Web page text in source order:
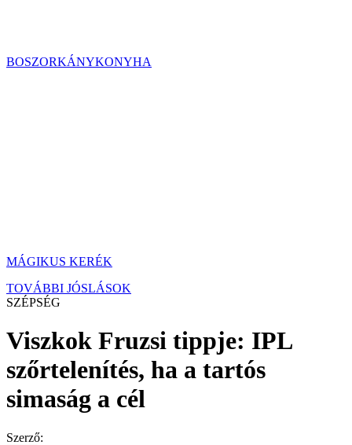
BOSZORKÁNYKONYHA
MÁGIKUS KERÉK
TOVÁBBI JÓSLÁSOK
SZÉPSÉG
Viszkok Fruzsi tippje: IPL
szőrtelenítés, ha a tartós
simaság a cél
Szerző: